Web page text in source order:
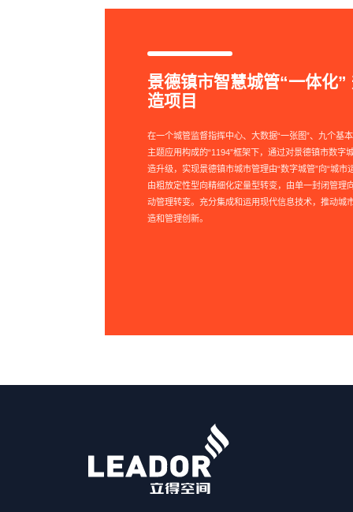
景德镇市智慧城管“一体化”
造项目
在一个城管监督指挥中心、大数据“一张图”、九个基
主题应用构成的“1194”框架下，通过对景德镇市数字
造升级，实现景德镇市城市管理由“数字城管”向“城市
由粗放定性型向精细化定量型转变，由单一封闭管理
动管理转变。充分集成和运用现代信息技术，推动城
造和管理创新。